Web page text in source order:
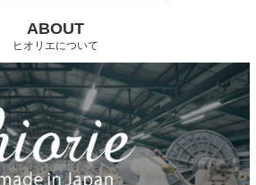
ABOUT
ヒオリエについて